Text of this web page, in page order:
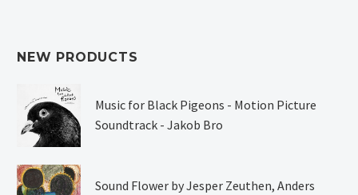
NEW PRODUCTS
Music for Black Pigeons - Motion Picture
Soundtrack - Jakob Bro
Sound Flower by Jesper Zeuthen, Anders